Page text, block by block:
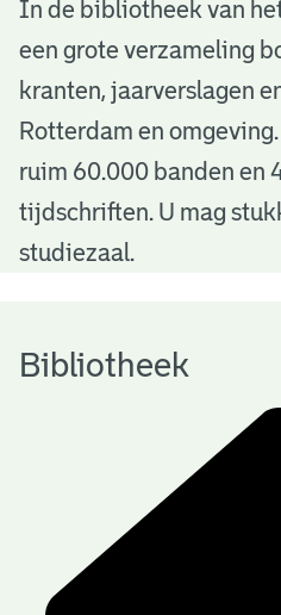
B
b
o
h
In de bibliotheek van
een grote verzameling
kranten, jaarverslagen
Rotterdam en
ruim 60.000 banden en
tijdschriften. U mag
studiezaal.
Bibliotheek